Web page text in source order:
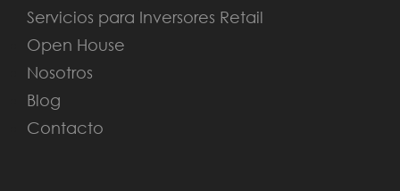
Servicios para Inversores Retail
Open House
Nosotros
Blog
Contacto